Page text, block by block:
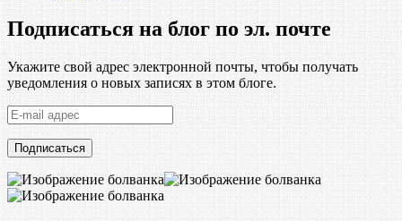
Подписаться на блог по эл. почте
Укажите свой адрес электронной почты, чтобы получать
уведомления о новых записях в этом блоге.
E-
mail
адрес